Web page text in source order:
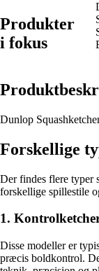
Produkter
i fokus
Dunlop
Forskellige
Der findes flere typer
forskellige spillestile
1.
Disse modeller er
præcis boldkontrol.